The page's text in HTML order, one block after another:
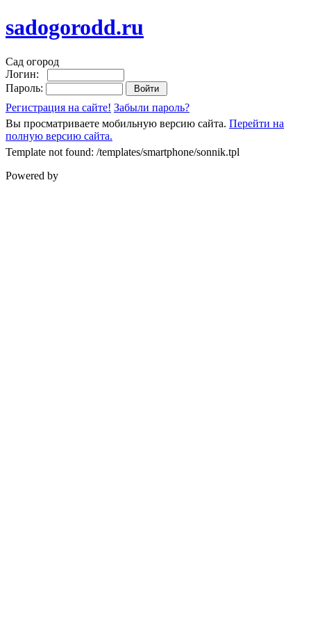
sadogorodd.ru
Сад огород
Логин:
Пароль:
Регистрация на сайте! Забыли пароль?
Вы просматриваете мобильную версию сайта. Перейти на
полную версию сайта.
Template not found: /templates/smartphone/sonnik.tpl
Powered by